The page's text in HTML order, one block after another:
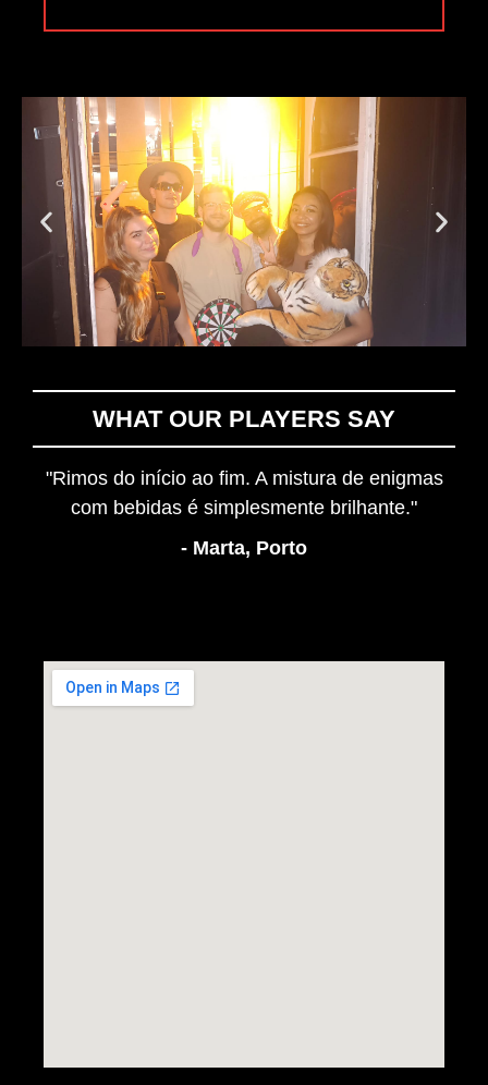
WHAT OUR PLAYERS SAY
"Rimos do início ao fim. A mistura de enigmas
com bebidas é simplesmente brilhante."
- Marta, Porto